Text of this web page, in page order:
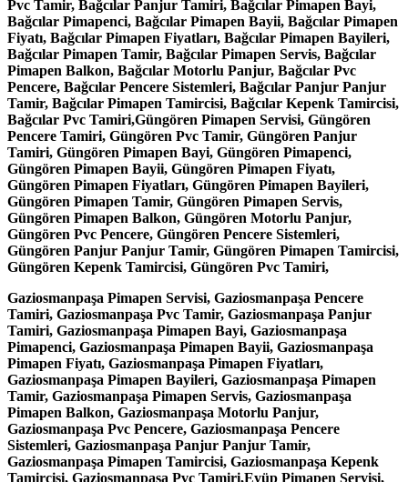
Pvc Tamir, Bağcılar Panjur Tamiri, Bağcılar Pimapen Bayi,
Bağcılar Pimapenci, Bağcılar Pimapen Bayii, Bağcılar Pimapen
Fiyatı, Bağcılar Pimapen Fiyatları, Bağcılar Pimapen Bayileri,
Bağcılar Pimapen Tamir, Bağcılar Pimapen Servis, Bağcılar
Pimapen Balkon, Bağcılar Motorlu Panjur, Bağcılar Pvc
Pencere, Bağcılar Pencere Sistemleri, Bağcılar Panjur Panjur
Tamir, Bağcılar Pimapen Tamircisi, Bağcılar Kepenk Tamircisi,
Bağcılar Pvc Tamiri,Güngören Pimapen Servisi, Güngören
Pencere Tamiri, Güngören Pvc Tamir, Güngören Panjur
Tamiri, Güngören Pimapen Bayi, Güngören Pimapenci,
Güngören Pimapen Bayii, Güngören Pimapen Fiyatı,
Güngören Pimapen Fiyatları, Güngören Pimapen Bayileri,
Güngören Pimapen Tamir, Güngören Pimapen Servis,
Güngören Pimapen Balkon, Güngören Motorlu Panjur,
Güngören Pvc Pencere, Güngören Pencere Sistemleri,
Güngören Panjur Panjur Tamir, Güngören Pimapen Tamircisi,
Güngören Kepenk Tamircisi, Güngören Pvc Tamiri,
Gaziosmanpaşa Pimapen Servisi, Gaziosmanpaşa Pencere
Tamiri, Gaziosmanpaşa Pvc Tamir, Gaziosmanpaşa Panjur
Tamiri, Gaziosmanpaşa Pimapen Bayi, Gaziosmanpaşa
Pimapenci, Gaziosmanpaşa Pimapen Bayii, Gaziosmanpaşa
Pimapen Fiyatı, Gaziosmanpaşa Pimapen Fiyatları,
Gaziosmanpaşa Pimapen Bayileri, Gaziosmanpaşa Pimapen
Tamir, Gaziosmanpaşa Pimapen Servis, Gaziosmanpaşa
Pimapen Balkon, Gaziosmanpaşa Motorlu Panjur,
Gaziosmanpaşa Pvc Pencere, Gaziosmanpaşa Pencere
Sistemleri, Gaziosmanpaşa Panjur Panjur Tamir,
Gaziosmanpaşa Pimapen Tamircisi, Gaziosmanpaşa Kepenk
Tamircisi, Gaziosmanpaşa Pvc Tamiri,Eyüp Pimapen Servisi,